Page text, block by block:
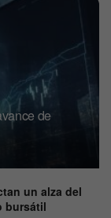
de
un alza del
bursátil